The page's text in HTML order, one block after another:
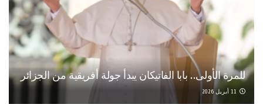
للمرة الأولى.. بابا الفاتيكان يبدأ جولة أفريقية من الجزائر